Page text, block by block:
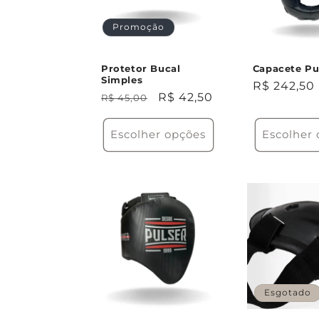
o
Promoção
Protetor Bucal
Simples
Preço
R$ 45,00
Preço
R$ 42,50
Escolher opções
Capacete
Preço
R$ 242,50
Escolher
Esgotado